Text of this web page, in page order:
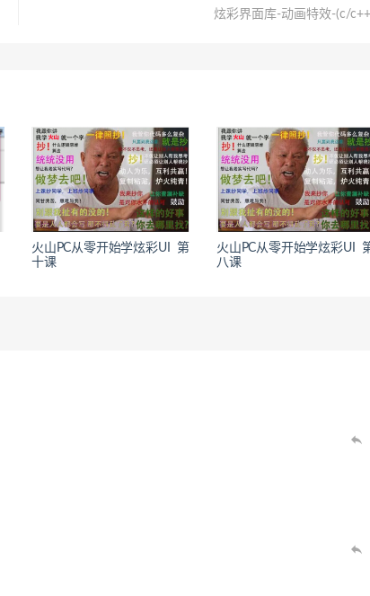
炫彩界面库-动画特效-(c/
火山PC从零开始学炫彩UI 第
十课
火山PC从零开始学炫彩UI
八课